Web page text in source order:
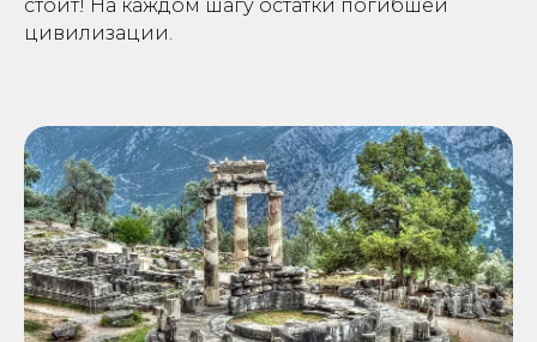
стоит! На каждом шагу остатки погибшей
цивилизации.